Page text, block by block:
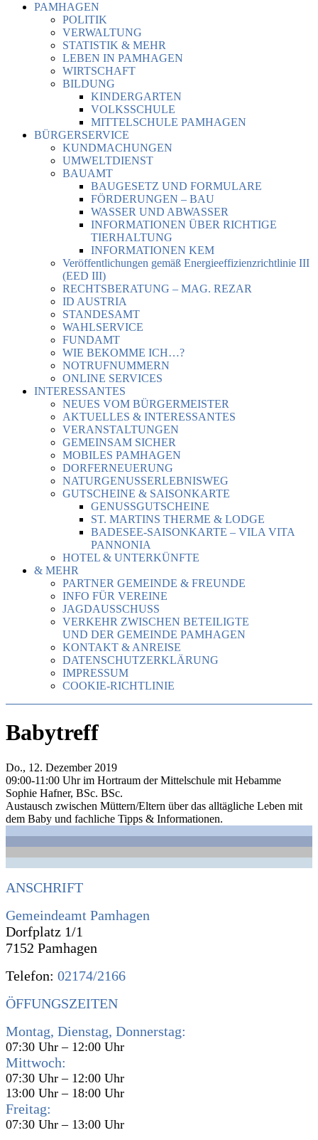
PAMHAGEN
POLITIK
VERWALTUNG
STATISTIK & MEHR
LEBEN IN PAMHAGEN
WIRTSCHAFT
BILDUNG
KINDERGARTEN
VOLKSSCHULE
MITTELSCHULE PAMHAGEN
BÜRGERSERVICE
KUNDMACHUNGEN
UMWELTDIENST
BAUAMT
BAUGESETZ UND FORMULARE
FÖRDERUNGEN – BAU
WASSER UND ABWASSER
INFORMATIONEN ÜBER RICHTIGE
TIERHALTUNG
INFORMATIONEN KEM
Veröffentlichungen gemäß Energieeffizienzrichtlinie III
(EED III)
RECHTSBERATUNG – MAG. REZAR
ID AUSTRIA
STANDESAMT
WAHLSERVICE
FUNDAMT
WIE BEKOMME ICH…?
NOTRUFNUMMERN
ONLINE SERVICES
INTERESSANTES
NEUES VOM BÜRGERMEISTER
AKTUELLES & INTERESSANTES
VERANSTALTUNGEN
GEMEINSAM SICHER
MOBILES PAMHAGEN
DORFERNEUERUNG
NATURGENUSSERLEBNISWEG
GUTSCHEINE & SAISONKARTE
GENUSSGUTSCHEINE
ST. MARTINS THERME & LODGE
BADESEE-SAISONKARTE – VILA VITA
PANNONIA
HOTEL & UNTERKÜNFTE
& MEHR
PARTNER GEMEINDE & FREUNDE
INFO FÜR VEREINE
JAGDAUSSCHUSS
VERKEHR ZWISCHEN BETEILIGTE
UND DER GEMEINDE PAMHAGEN
KONTAKT & ANREISE
DATENSCHUTZERKLÄRUNG
IMPRESSUM
COOKIE-RICHTLINIE
Babytreff
Do., 12. Dezember 2019
09:00-11:00 Uhr im Hortraum der Mittelschule mit Hebamme
Sophie Hafner, BSc. BSc.
Austausch zwischen Müttern/Eltern über das alltägliche Leben mit
dem Baby und fachliche Tipps & Informationen.
ANSCHRIFT
Gemeindeamt Pamhagen
Dorfplatz 1/1
7152 Pamhagen
Telefon: 02174/2166
ÖFFUNGSZEITEN
Montag, Dienstag, Donnerstag:
07:30 Uhr – 12:00 Uhr
Mittwoch:
07:30 Uhr – 12:00 Uhr
13:00 Uhr – 18:00 Uhr
Freitag:
07:30 Uhr – 13:00 Uhr